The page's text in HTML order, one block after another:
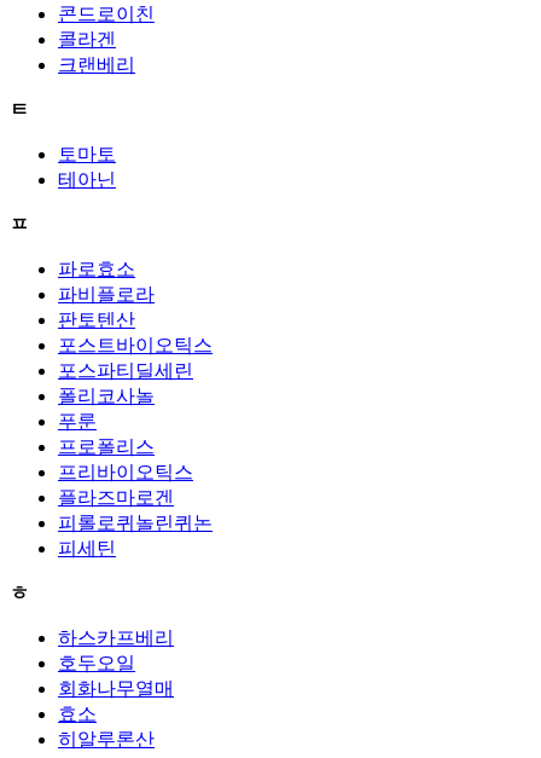
콘드로이친
콜라겐
크랜베리
ㅌ
토마토
테아닌
ㅍ
파로효소
파비플로라
판토텐산
포스트바이오틱스
포스파티딜세린
폴리코사놀
푸룬
프로폴리스
프리바이오틱스
플라즈마로겐
피롤로퀴놀린퀴논
피세틴
ㅎ
하스카프베리
호두오일
회화나무열매
효소
히알루론산